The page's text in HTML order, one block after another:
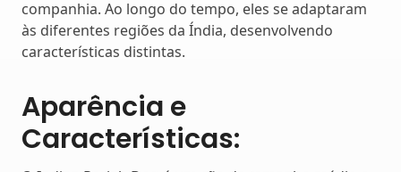
companhia. Ao longo do tempo, eles se adaptaram
às diferentes regiões da Índia, desenvolvendo
características distintas.
Aparência e
Características: